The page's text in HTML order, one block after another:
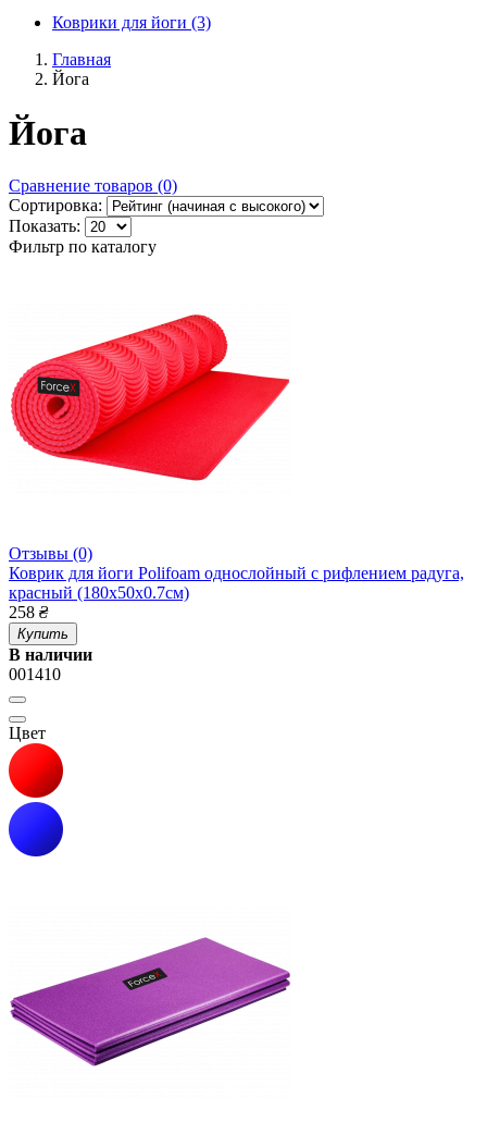
Коврики для йоги (3)
Главная
Йога
Йога
Сравнение товаров (0)
Сортировка:
Показать:
Фильтр по каталогу
Отзывы (0)
Коврик для йоги Polifoam однослойный c рифлением радуга,
красный (180х50х0.7см)
258 ₴
Купить
В наличии
001410
Цвет